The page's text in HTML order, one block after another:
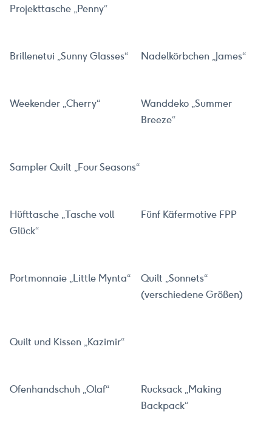
Projekttasche „Penny“
Brillenetui „Sunny Glasses“ Nadelkörbchen „James“
Weekender „Cherry“
Wanddeko „Summer
Breeze“
Sampler Quilt „Four Seasons“
Hüfttasche „Tasche voll
Glück“
Fünf Käfermotive FPP
Portmonnaie „Little Mynta“
Quilt „Sonnets“
(verschiedene Größen)
Quilt und Kissen „Kazimir“
Ofenhandschuh „Olaf“
Rucksack „Making
Backpack“